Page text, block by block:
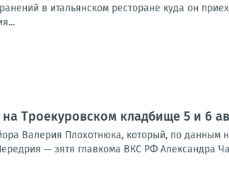
в итальянском ресторане куда он
Троекуровском кладбище 5 и 6
Валерия Плохотнюка, который, по данным
— зятя главкома ВКС РФ Александра